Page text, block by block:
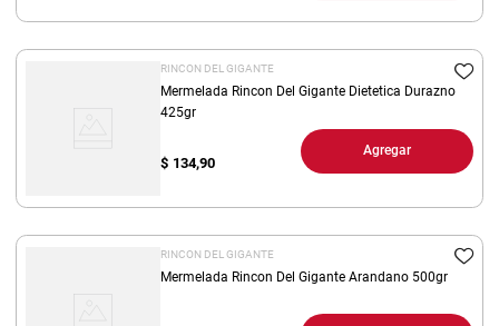
RINCON DEL GIGANTE
Mermelada Rincon Del Gigante Dietetica Durazno
425gr
$ 134,90
Agregar
RINCON DEL GIGANTE
Mermelada Rincon Del Gigante Arandano 500gr